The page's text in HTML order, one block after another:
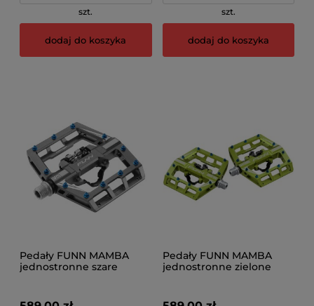
szt.
dodaj do koszyka
szt.
dodaj do koszyka
Pedały FUNN MAMBA
jednostronne szare
Pedały FUNN MAMBA
jednostronne zielone